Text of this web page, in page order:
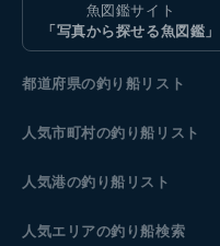
魚図鑑サイト
「写真から探せる魚図鑑」
都道府県の釣り船リスト
人気市町村の釣り船リスト
人気港の釣り船リスト
人気エリアの釣り船検索